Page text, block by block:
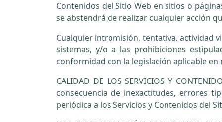
Contenidos del Sitio Web en sitios o
se abstendrá de realizar cualquier acción
Cualquier intromisión, tentativa, actividad
sistemas, y/o a las prohibiciones
conformidad con la legislación aplicable
CALIDAD DE LOS SERVICIOS Y
consecuencia de inexactitudes, errores
periódica a los Servicios y Contenidos del